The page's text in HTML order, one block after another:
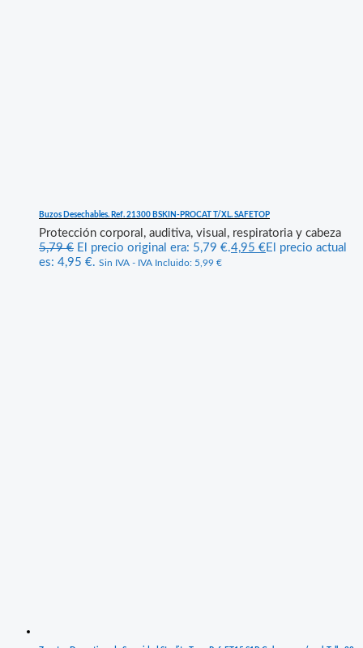
Buzos Desechables. Ref. 21300 BSKIN-PROCAT T/XL. SAFETOP
Protección corporal, auditiva, visual, respiratoria y cabeza
5,79€ El precio original era: 5,79 €.4,95 €El precio actual
es: 4,95 €. Sin IVA - IVA Incluido: 5,99 €